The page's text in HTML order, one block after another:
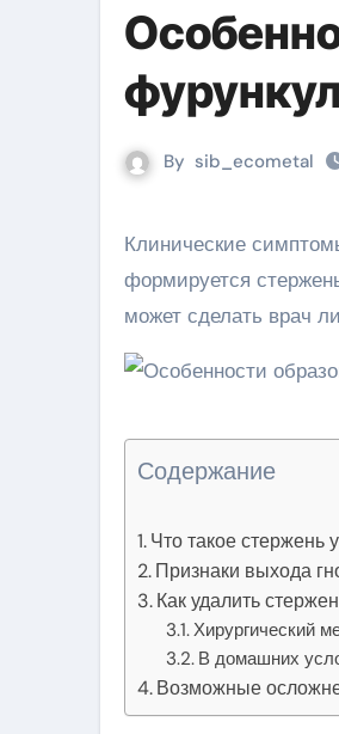
By sib_ecometal
Клинические симптомы чирея максимально выражены на гнойно-некротической стадии, когда
формируется
может сделать врач
Содержание
Что такое стержень
Признаки выхода
Как удалить
Хирургический
В домашних
Возможные